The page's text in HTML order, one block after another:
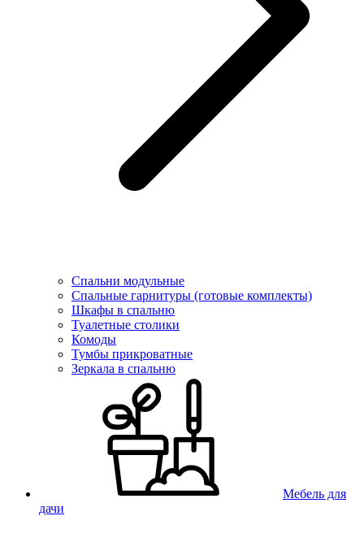
Спальни модульные
Спальные гарнитуры (готовые комплекты)
Шкафы в спальню
Туалетные столики
Комоды
Тумбы прикроватные
Зеркала в спальню
Мебель для
дачи